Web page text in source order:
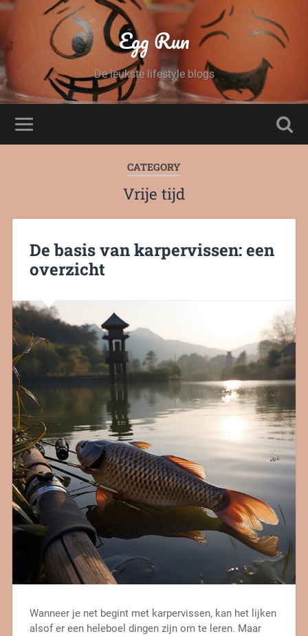
Egg Run
De leukste lifestyle blogs
CATEGORY
Vrije tijd
De basis van karpervissen: een
overzicht
Wanneer je net begint met karpervissen, kan het lijken
alsof er een heleboel dingen zijn om te leren. Maar